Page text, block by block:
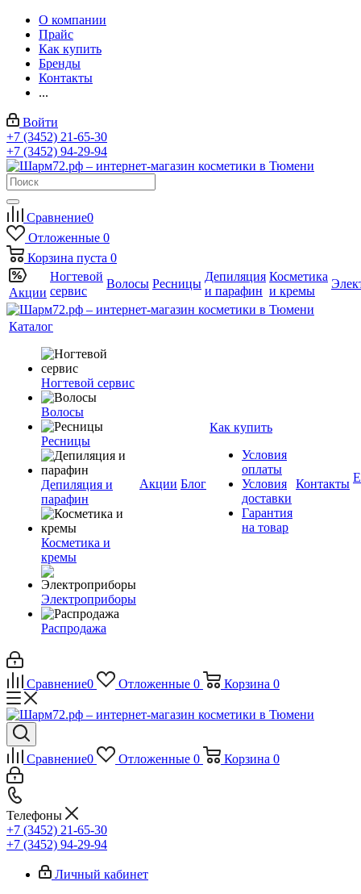
О компании
Прайс
Как купить
Бренды
Контакты
...
Войти
+7 (3452) 21-65-30
+7 (3452) 94-29-94
Сравнение0
Отложенные 0
Корзина пуста 0
Акции
Ногтевой
сервис
Волосы Ресницы
Депиляция
и парафин
Косметика
и кремы
Каталог
Ногтевой сервис
Волосы
Ресницы
Депиляция и
парафин
Косметика и
кремы
Электроприборы
Распродажа
Акции Блог
Как купить
Условия
оплаты
Условия
доставки
Гарантия
на товар
Контакты
Сравнение0 Отложенные 0 Корзина 0
Сравнение0 Отложенные 0 Корзина 0
Телефоны
+7 (3452) 21-65-30
+7 (3452) 94-29-94
Личный кабинет